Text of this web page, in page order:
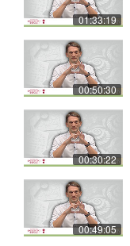
01:33:19
00:50:30
00:30:22
00:49:05